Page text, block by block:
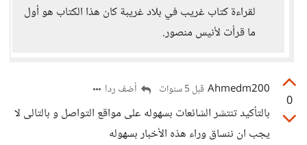
لقراءة كتاب غريب في بلاد غريبة كان هذا الكتاب هو أول
ما قرأت لأنيس منصور.
0
Ahmedm200 قبل 5 سنوات أضف ردا
بالتأكيد تنتشر الشائعات بسهوله على مواقع التواصل و بالتالى لا
يجب ان ننساق وراء هذه الأخبار بسهوله